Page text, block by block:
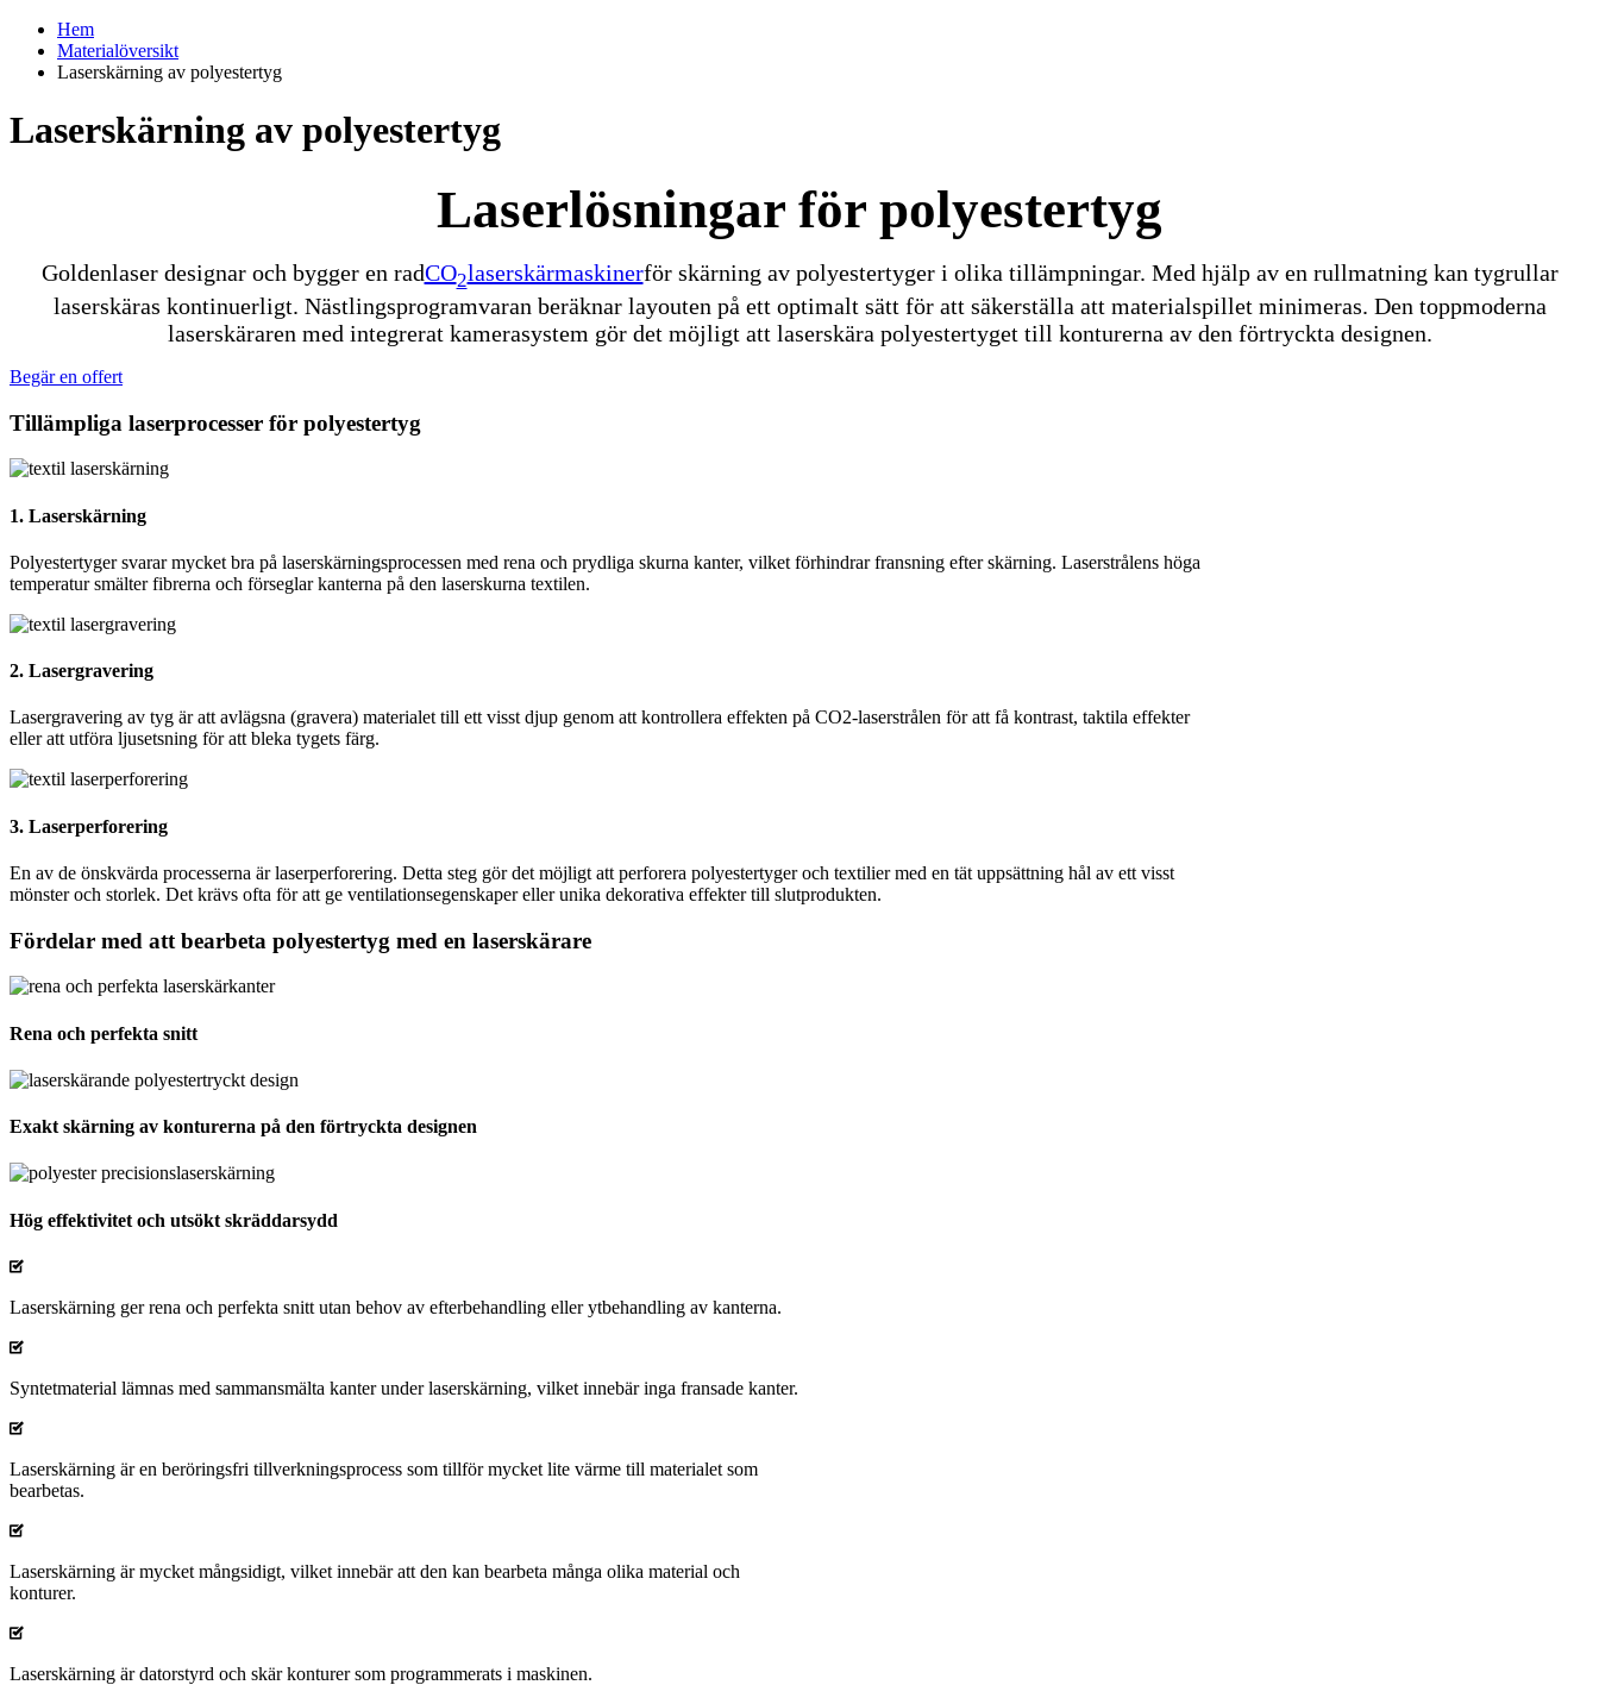
Hem
Materialöversikt
Laserskärning av polyestertyg
Laserskärning av polyestertyg
Laserlösningar för polyestertyg
Goldenlaser designar och bygger en radCO2laserskärmaskinerför skärning av polyestertyger i olika tillämpningar. Med hjälp av en rullmatning kan tygrullar
laserskäras kontinuerligt. Nästlingsprogramvaran beräknar layouten på ett optimalt sätt för att säkerställa att materialspillet minimeras. Den toppmoderna
laserskäraren med integrerat kamerasystem gör det möjligt att laserskära polyestertyget till konturerna av den förtryckta designen.
Begär en offert
Tillämpliga laserprocesser för polyestertyg
1. Laserskärning
Polyestertyger svarar mycket bra på laserskärningsprocessen med rena och prydliga skurna kanter, vilket förhindrar fransning efter skärning. Laserstrålens höga
temperatur smälter fibrerna och förseglar kanterna på den laserskurna textilen.
2. Lasergravering
Lasergravering av tyg är att avlägsna (gravera) materialet till ett visst djup genom att kontrollera effekten på CO2-laserstrålen för att få kontrast, taktila effekter
eller att utföra ljusetsning för att bleka tygets färg.
3. Laserperforering
En av de önskvärda processerna är laserperforering. Detta steg gör det möjligt att perforera polyestertyger och textilier med en tät uppsättning hål av ett visst
mönster och storlek. Det krävs ofta för att ge ventilationsegenskaper eller unika dekorativa effekter till slutprodukten.
Fördelar med att bearbeta polyestertyg med en laserskärare
Rena och perfekta snitt
Exakt skärning av konturerna på den förtryckta designen
Hög effektivitet och utsökt skräddarsydd
Laserskärning ger rena och perfekta snitt utan behov av efterbehandling eller ytbehandling av kanterna.
Syntetmaterial lämnas med sammansmälta kanter under laserskärning, vilket innebär inga fransade kanter.
Laserskärning är en beröringsfri tillverkningsprocess som tillför mycket lite värme till materialet som
bearbetas.
Laserskärning är mycket mångsidigt, vilket innebär att den kan bearbeta många olika material och
konturer.
Laserskärning är datorstyrd och skär konturer som programmerats i maskinen.